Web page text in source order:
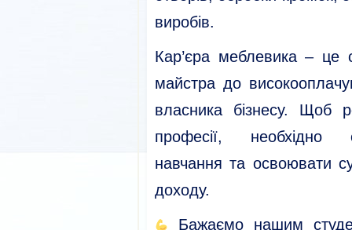
виробів.
Кар’єра меблевика – це
майстра до
власника бізнесу. Щоб
професії, необхідно
навчання та освоювати
доходу.
Бажаємо нашим